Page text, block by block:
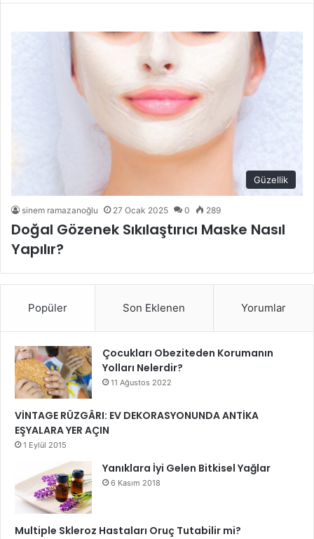
Güzellik
sinem ramazanoğlu 27 Ocak 2025 0 289
Doğal Gözenek Sıkılaştırıcı Maske Nasıl
Yapılır?
Popüler Son Eklenen Yorumlar
Çocukları Obeziteden Korumanın
Yolları Nelerdir?
11 Ağustos 2022
VİNTAGE RÜZGÂRI: EV DEKORASYONUNDA ANTİKA
EŞYALARA YER AÇIN
1 Eylül 2015
Yanıklara İyi Gelen Bitkisel Yağlar
6 Kasım 2018
Multiple Skleroz Hastaları Oruç Tutabilir mi?